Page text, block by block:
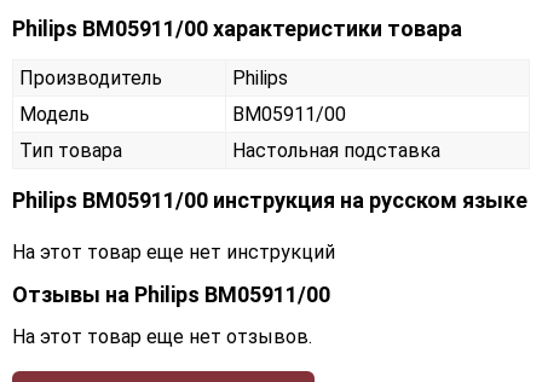
Philips BM05911/00 характеристики товара
Производитель
Philips
Модель
BM05911/00
Тип товара
Настольная подставка
Philips BM05911/00 инструкция на русском языке
На этот товар еще нет инструкций
Отзывы на Philips BM05911/00
На этот товар еще нет отзывов.